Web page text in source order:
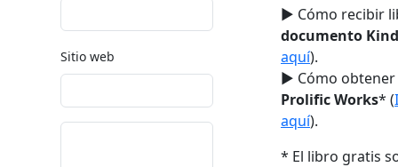
Sitio web
► Cómo recibir
documento
aquí).
► Cómo
Prolific Works* (
aquí).
* El libro gratis